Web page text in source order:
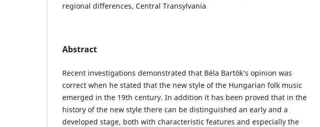
regional differences, Central Transylvania
Abstract
Recent investigations demonstrated that Béla Bartók’s opinion was
correct when he stated that the new style of the Hungarian folk music
emerged in the 19th century. In addition it has been proved that in the
history of the new style there can be distinguished an early and a
developed stage, both with characteristic features and especially the